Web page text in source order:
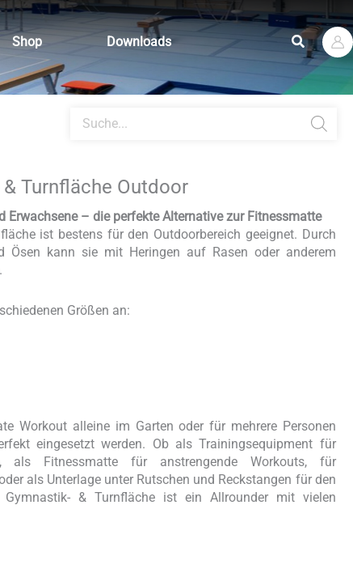
Shop Downloads Suchen
search
Turnfläche Outdoor
Erwachsene – die perfekte Alternative zur Fitnessmatte
ist bestens für den Outdoorbereich geeignet. Durch
Ösen kann sie mit Heringen auf Rasen oder anderem
Größen an:
Workout alleine im Garten oder für mehrere Personen
eingesetzt werden. Ob als Trainingsequipment für
als Fitnessmatte für anstrengende Workouts, für
als Unterlage unter Rutschen und Reckstangen für den
& Turnfläche ist ein Allrounder mit vielen